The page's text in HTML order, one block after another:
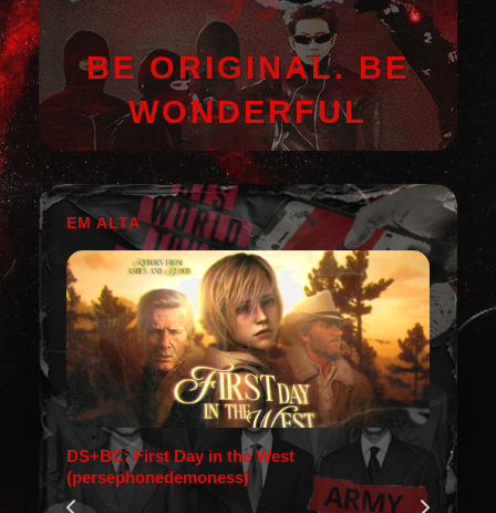
BE ORIGINAL. BE
WONDERFUL
EM ALTA
DS+BC: First Day in the West
(persephonedemoness)